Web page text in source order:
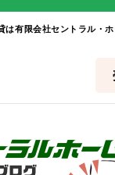
有限会社セントラル・ホ